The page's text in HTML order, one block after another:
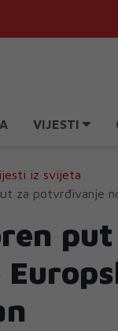
VIJESTI
iz svijeta
za potvrđivanje